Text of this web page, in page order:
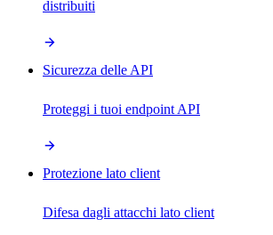
distribuiti
Sicurezza delle API
Proteggi i tuoi endpoint API
Protezione lato client
Difesa dagli attacchi lato client